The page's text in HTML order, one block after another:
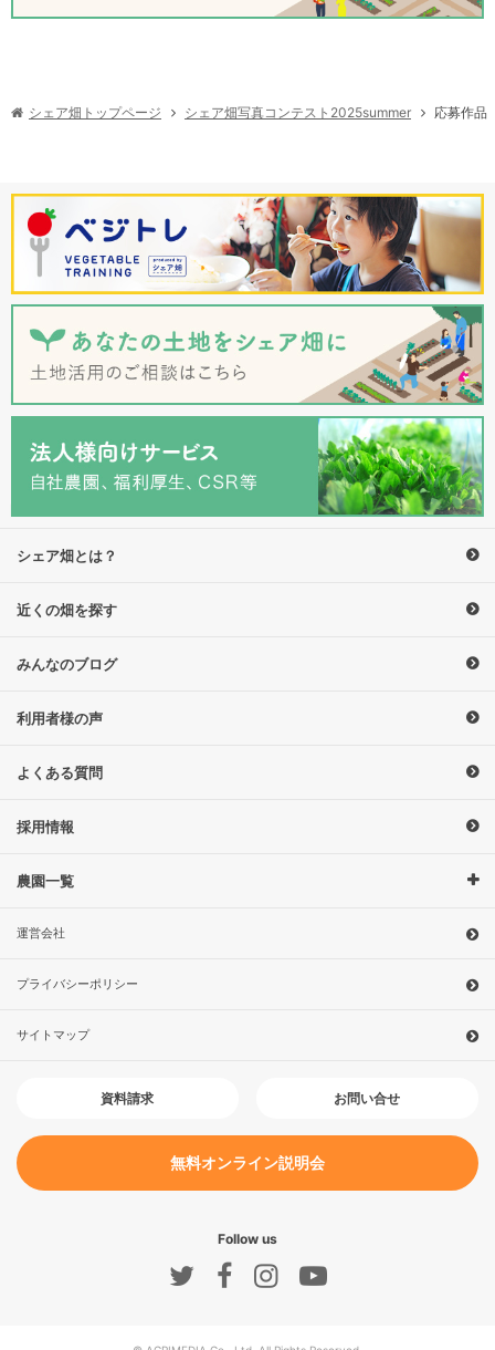
シェア畑トップページ シェア畑写真コンテスト2025summer 応募作品
シェア畑とは？
近くの畑を探す
みんなのブログ
利用者様の声
よくある質問
採用情報
農園一覧
運営会社
プライバシーポリシー
サイトマップ
資料請求 お問い合せ
無料オンライン説明会
Follow us